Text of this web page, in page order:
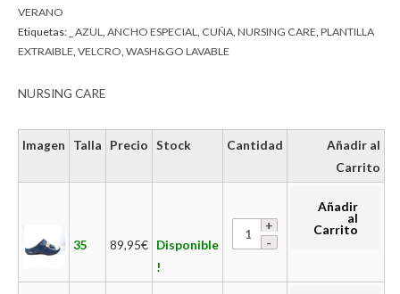
VERANO
Etiquetas: _ AZUL ANCHO ESPECIAL CUÑA NURSING CARE PLANTILLA
EXTRAIBLE VELCRO WASH&GO LAVABLE
NURSING CARE
Imagen Talla Precio Stock Cantidad
Añadir al
Carrito
35 89,95€ Disponible
!
Añadir
al
Carrito